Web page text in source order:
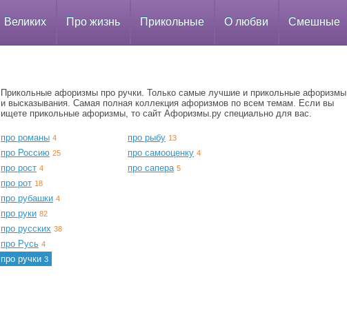
Великих Про жизнь Прикольные О любви Смешные
Прикольные афоризмы про ручки. Только самые лучшие и прикольные афоризмы
и высказывания. Самая полная коллекция афоризмов по всем темам. Если вы
ищете прикольные афоризмы, то сайт Афоризмы.ру специально для вас.
про романы 4
про Россию 25
про рост 4
про рот 18
про рубашки 4
про руки 82
про русских 38
про Русь 4
про ручки 3
про рыбу 13
про самооценку 4
про сапера 5